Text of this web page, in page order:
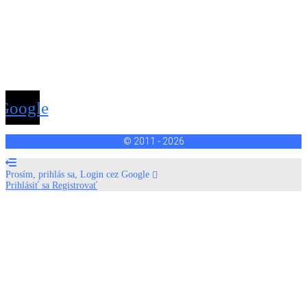
© 2011 - 2026
Prosím, prihlás sa, Login cez Google
Prihlásiť sa Registrovať